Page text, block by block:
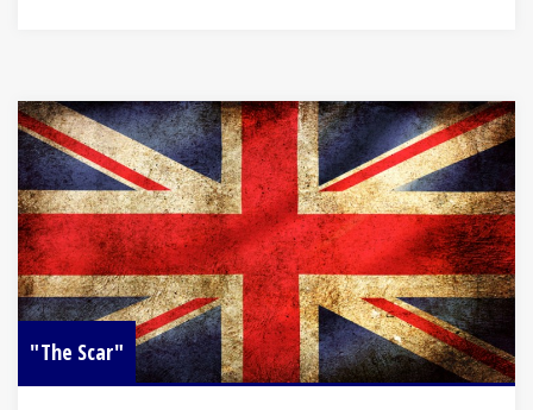
"The Scar"